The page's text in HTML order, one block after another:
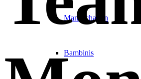
Mannschaften
Bambinis